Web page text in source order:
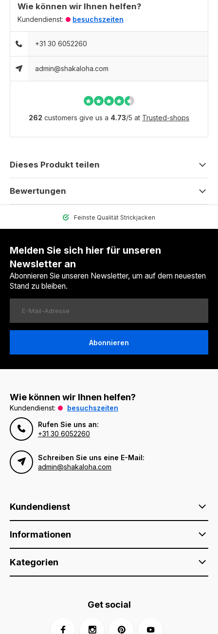
Wie können wir Ihnen helfen?
Kundendienst: besuchszeiten
+31 30 6052260
admin@shakaloha.com
262 customers give us a 4.73/5 at Trusted-shops
Dieses Produkt teilen
Bewertungen
Feinste Qualität Strickjacken
Melden Sie sich hier für unseren
Newsletter an
Abonnieren Sie unseren Newsletter, um auf dem neuesten
Stand zu bleiben.
Abonnieren
Wie können wir Ihnen helfen?
Kundendienst:
besuchszeiten
Rufen Sie uns an:
+31 30 6052260
Schreiben Sie uns eine E-Mail:
admin@shakaloha.com
Kundendienst
Informationen
Kategorien
Get social